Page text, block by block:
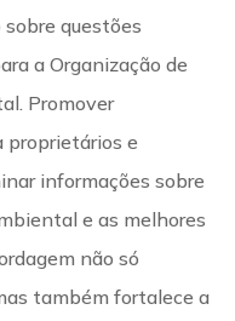
questões
a Organização de
Promover
proprietários e
informações sobre
e as melhores
não só
também fortalece a